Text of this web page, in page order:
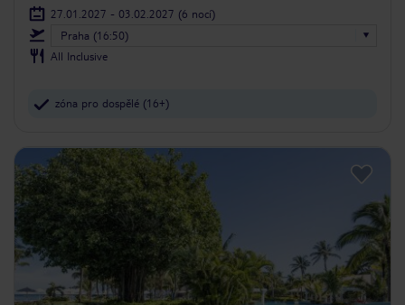
27.01.2027 - 03.02.2027 (6 nocí)
Praha (16:50)
All Inclusive
zóna pro dospělé (16+)